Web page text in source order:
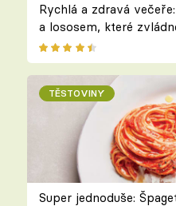
Rychlá a zdravá
a lososem, které
TĚSTOVINY
Super jednoduše: